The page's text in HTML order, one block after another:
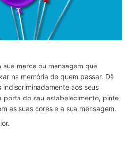
sua marca ou mensagem que
na memória de quem passar. Dê
indiscriminadamente aos seus
porta do seu estabelecimento, pinte
as suas cores e a sua mensagem.